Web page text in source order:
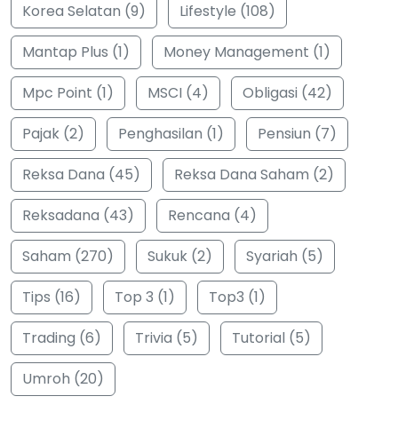
Korea Selatan (9)
Lifestyle (108)
Mantap Plus (1)
Money Management (1)
Mpc Point (1)
MSCI (4)
Obligasi (42)
Pajak (2)
Penghasilan (1)
Pensiun (7)
Reksa Dana (45)
Reksa Dana Saham (2)
Reksadana (43)
Rencana (4)
Saham (270)
Sukuk (2)
Syariah (5)
Tips (16)
Top 3 (1)
Top3 (1)
Trading (6)
Trivia (5)
Tutorial (5)
Umroh (20)